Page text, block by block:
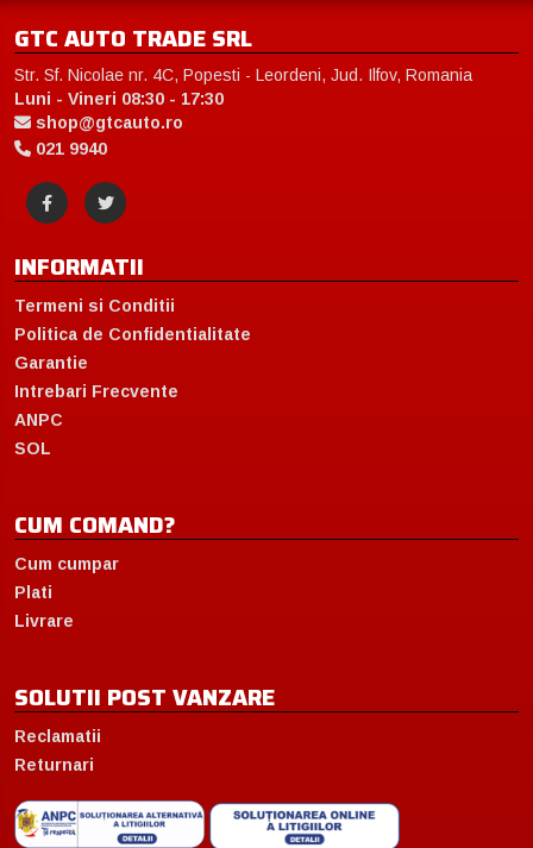
GTC AUTO TRADE SRL
Str. Sf. Nicolae nr. 4C, Popesti - Leordeni, Jud. Ilfov, Romania
Luni - Vineri 08:30 - 17:30
shop@gtcauto.ro
021 9940
INFORMATII
Termeni si Conditii
Politica de Confidentialitate
Garantie
Intrebari Frecvente
ANPC
SOL
CUM COMAND?
Cum cumpar
Plati
Livrare
SOLUTII POST VANZARE
Reclamatii
Returnari